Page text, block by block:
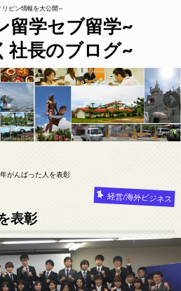
リピン情報を大公開～
留学セブ留学~
社長のブログ~
がんばった人を表彰
経営/海外ビジネス
表彰